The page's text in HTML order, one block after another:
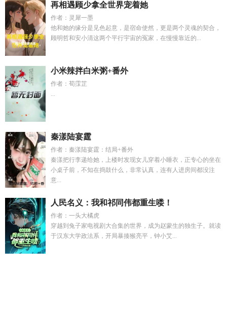
再相遇顾少拿全世界宠着她
作者：灵犀一墨
他和她的缘分是见色起意，是宿命使然，更是两个灵魂的契合，
顾明哲和安小清这两个平行宇宙的冤家，在慢慢靠近的...
小米辣拌白米粥+番外
作者：荀霂芷
...
秦漾陆宴霆
作者：秦漾陆宴霆：结局+番外
秦漾把行李递给她，上楼时发现女儿穿着小睡衣，正专心的坐在
小桌子前，不知在捣鼓什么，非常认真，连有人进房间都没注
意...
人民名义：我和祁同伟都重生喽！
作者：一头大橘虎
穿越到兔子家电视剧大合集的世界，成为赵蒙生的独生子。就读
于汉东大学政法系，开局暴揍猴亮平，钟小艾...